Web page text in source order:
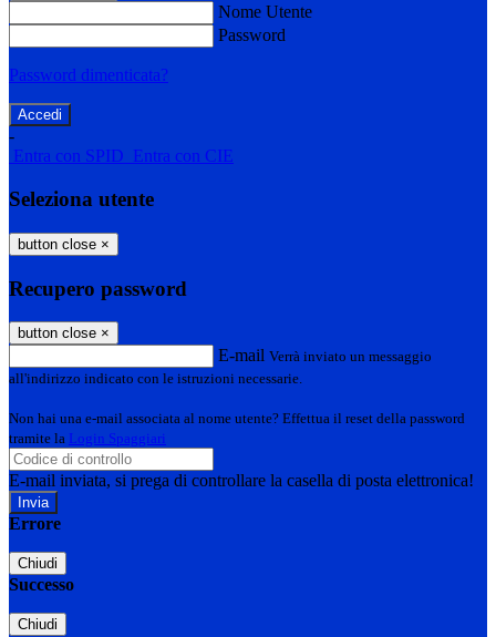
Nome Utente
Password
Password dimenticata?
-
Entra con SPID Entra con CIE
Seleziona utente
button close ×
Recupero password
button close ×
E-mail Verrà inviato un messaggio
all'indirizzo indicato con le istruzioni necessarie.
Non hai una e-mail associata al nome utente? Effettua il reset della password
tramite la Login Spaggiari
E-mail inviata, si prega di controllare la casella di posta elettronica!
Errore
Chiudi
Successo
Chiudi